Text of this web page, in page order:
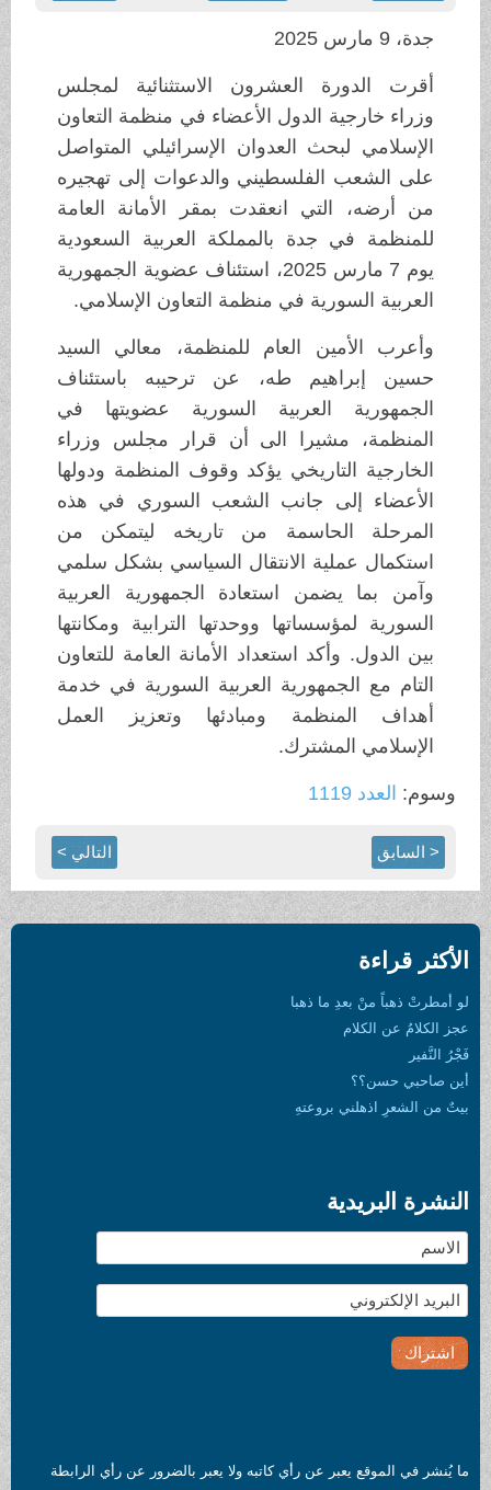
جدة، 9 مارس 2025
أقرت الدورة العشرون الاستثنائية لمجلس
وزراء خارجية الدول الأعضاء في منظمة التعاون
الإسلامي لبحث العدوان الإسرائيلي المتواصل
على الشعب الفلسطيني والدعوات إلى تهجيره
من أرضه، التي انعقدت بمقر الأمانة العامة
للمنظمة في جدة بالمملكة العربية السعودية
يوم 7 مارس 2025، استئناف عضوية الجمهورية
العربية السورية في منظمة التعاون الإسلامي.
وأعرب الأمين العام للمنظمة، معالي السيد
حسين إبراهيم طه، عن ترحيبه باستئناف
الجمهورية العربية السورية عضويتها في
المنظمة، مشيرا الى أن قرار مجلس وزراء
الخارجية التاريخي يؤكد وقوف المنظمة ودولها
الأعضاء إلى جانب الشعب السوري في هذه
المرحلة الحاسمة من تاريخه ليتمكن من
استكمال عملية الانتقال السياسي بشكل سلمي
وآمن بما يضمن استعادة الجمهورية العربية
السورية لمؤسساتها ووحدتها الترابية ومكانتها
بين الدول. وأكد استعداد الأمانة العامة للتعاون
التام مع الجمهورية العربية السورية في خدمة
أهداف المنظمة ومبادئها وتعزيز العمل
الإسلامي المشترك.
وسوم:العدد 1119
< السابق التالي >
الأكثر قراءة
لو أمطرتْ ذهباً منْ بعدِ ما ذهبا
عجز الكلامُ عن الكلام
فَجْرُ النَّفير
أين صاحبي حسن؟؟
بيتٌ من الشعرِ اذهلني بروعتهِ
النشرة البريدية
ما يُنشر في الموقع يعبر عن رأي كاتبه ولا يعبر بالضرور عن رأي الرابطة